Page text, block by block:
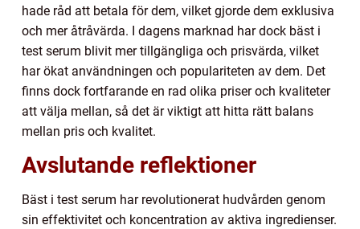
hade råd att betala för dem, vilket gjorde dem exklusiva
och mer åtråvärda. I dagens marknad har dock bäst i
test serum blivit mer tillgängliga och prisvärda, vilket
har ökat användningen och populariteten av dem. Det
finns dock fortfarande en rad olika priser och kvaliteter
att välja mellan, så det är viktigt att hitta rätt balans
mellan pris och kvalitet.
Avslutande reflektioner
Bäst i test serum har revolutionerat hudvården genom
sin effektivitet och koncentration av aktiva ingredienser.